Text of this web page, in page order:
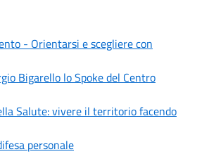
- Orientarsi e scegliere con
Bigarello lo Spoke del Centro
Salute: vivere il territorio facendo
personale